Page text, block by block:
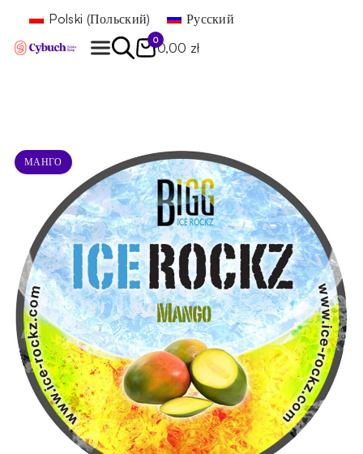
Polski (Польский) Русский
0
0,00 zł
МАНГО